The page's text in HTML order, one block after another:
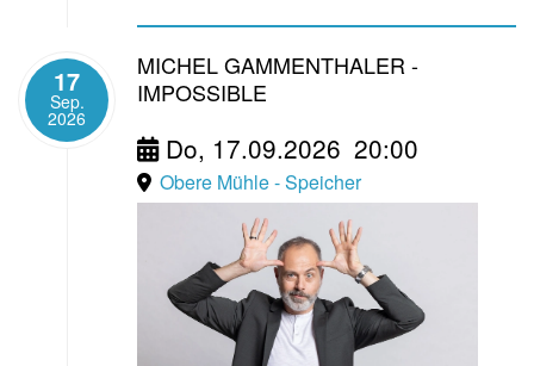
17
Sep.
2026
MICHEL GAMMENTHALER -
IMPOSSIBLE
Do, 17.09.2026 20:00
Obere Mühle - Speicher